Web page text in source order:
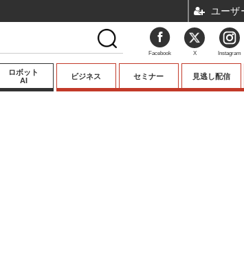
ロボット
AI
ビジネス セミナー 見逃し配信
Facebook X Instagram
ユーザ